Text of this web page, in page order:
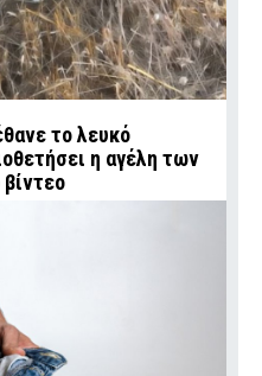
το λευκό
η αγέλη των